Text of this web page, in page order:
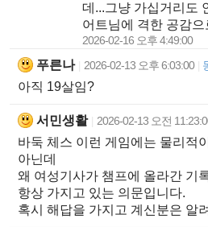
데...그냥 가십거리도
어트님에 격한 공감
2026-02-16 오후 4:49:00
푸른나 2026-02-13 오후 6:03:00
아직 19살임?
서민생활 2026-02-13 오전
바둑 체스 이런 게임에는 물리적
아닌데
왜 여성기사가 챔프에 올라간 기
항상 가지고 있는 의문입니다.
혹시 해답을 가지고 계신분은 알